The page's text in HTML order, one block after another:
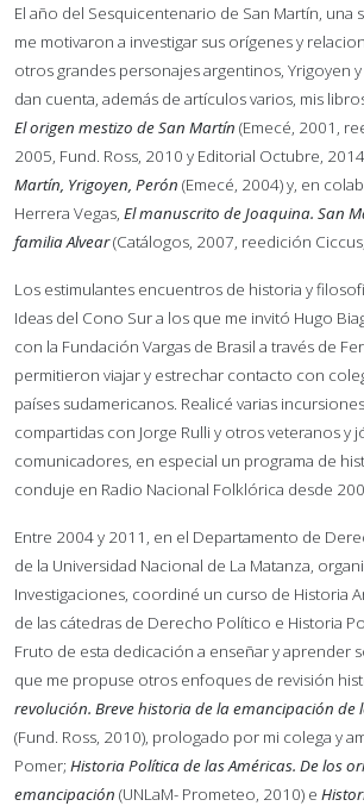
El año del Sesquicentenario de San Martín, una
me motivaron a investigar sus orígenes y
otros grandes personajes argentinos, Yrigoyen
dan cuenta, además de artículos varios, mis
El origen mestizo de San Martín (Emecé, 2001,
2005, Fund. Ross, 2010 y Editorial Octubre,
Martín, Yrigoyen, Perón (Emecé, 2004) y, en
Herrera Vegas, El manuscrito de Joaquina. San
familia Alvear(Catálogos, 2007, reedición
Los estimulantes encuentros de historia y
Ideas del Cono Sur a los que me invitó Hugo
con la Fundación Vargas de Brasil a través de
permitieron viajar y estrechar contacto con
países sudamericanos. Realicé varias
compartidas con Jorge Rulli y otros veteranos y
comunicadores, en especial un programa de
conduje en Radio Nacional Folklórica desde
Entre 2004 y 2011, en el Departamento de
de la Universidad Nacional de La Matanza,
Investigaciones, coordiné un curso de Historia
de las cátedras de Derecho Político e Historia
Fruto de esta dedicación a enseñar y aprender
que me propuse otros enfoques de revisión
revolución. Breve historia de la emancipación de
(Fund. Ross, 2010), prologado por mi colega y
Pomer; Historia Política de las Américas. De los
emancipación (UNLaM- Prometeo, 2010) e